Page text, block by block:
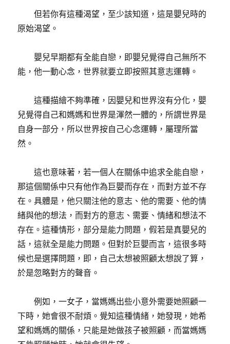
但若你有這種渴望，至少該知道，這是嬰兒時的
原始渴望。
嬰兒早期都有全能自戀，即嬰兒覺得自己無所不
能，他一動心念，世界就要立即按照其意志運轉。
這種描繪不夠準確，因嬰兒和世界沒有分化，嬰
兒覺得自己和媽媽和世界是渾然一體的，所謂世界是
自身一部分，所以世界按自己心念運轉，屬理所當
然。
這也意味著，若一個人在關係中追求全能自戀，
那這個關係中只有他作為巨嬰而存在，而對方並不存
在。具體是，他只關注他的意志、他的需要、他的情
緒與他的想法，而對方的意志、需要、情緒和想法不
存在。這種情形，部分是能力問題，假若是真嬰兒的
話，這就全是能力問題。但對於巨嬰而言，這很多時
候也是選擇問題，即，自己太想被照顧太想說了算，
於是忽略對方的聲音。
例如，一女子，當媽媽出些小意外需要她照顧一
下時，她會很不耐煩。覺知這種情緒，她發現，她希
望和媽媽的關係，只能是她做孩子被照顧，而當媽媽